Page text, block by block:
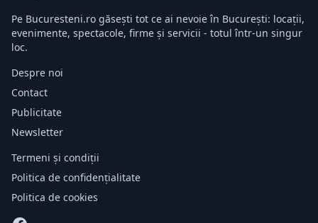
Pe Bucuresteni.ro găsești tot ce ai nevoie în București: locații,
evenimente, spectacole, firme și servicii - totul într-un singur
loc.
Despre noi
Contact
Publicitate
Newsletter
Termeni și condiții
Politica de confidențialitate
Politica de cookies